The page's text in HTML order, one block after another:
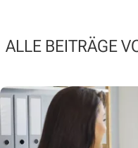
ALLE BEITRÄGE